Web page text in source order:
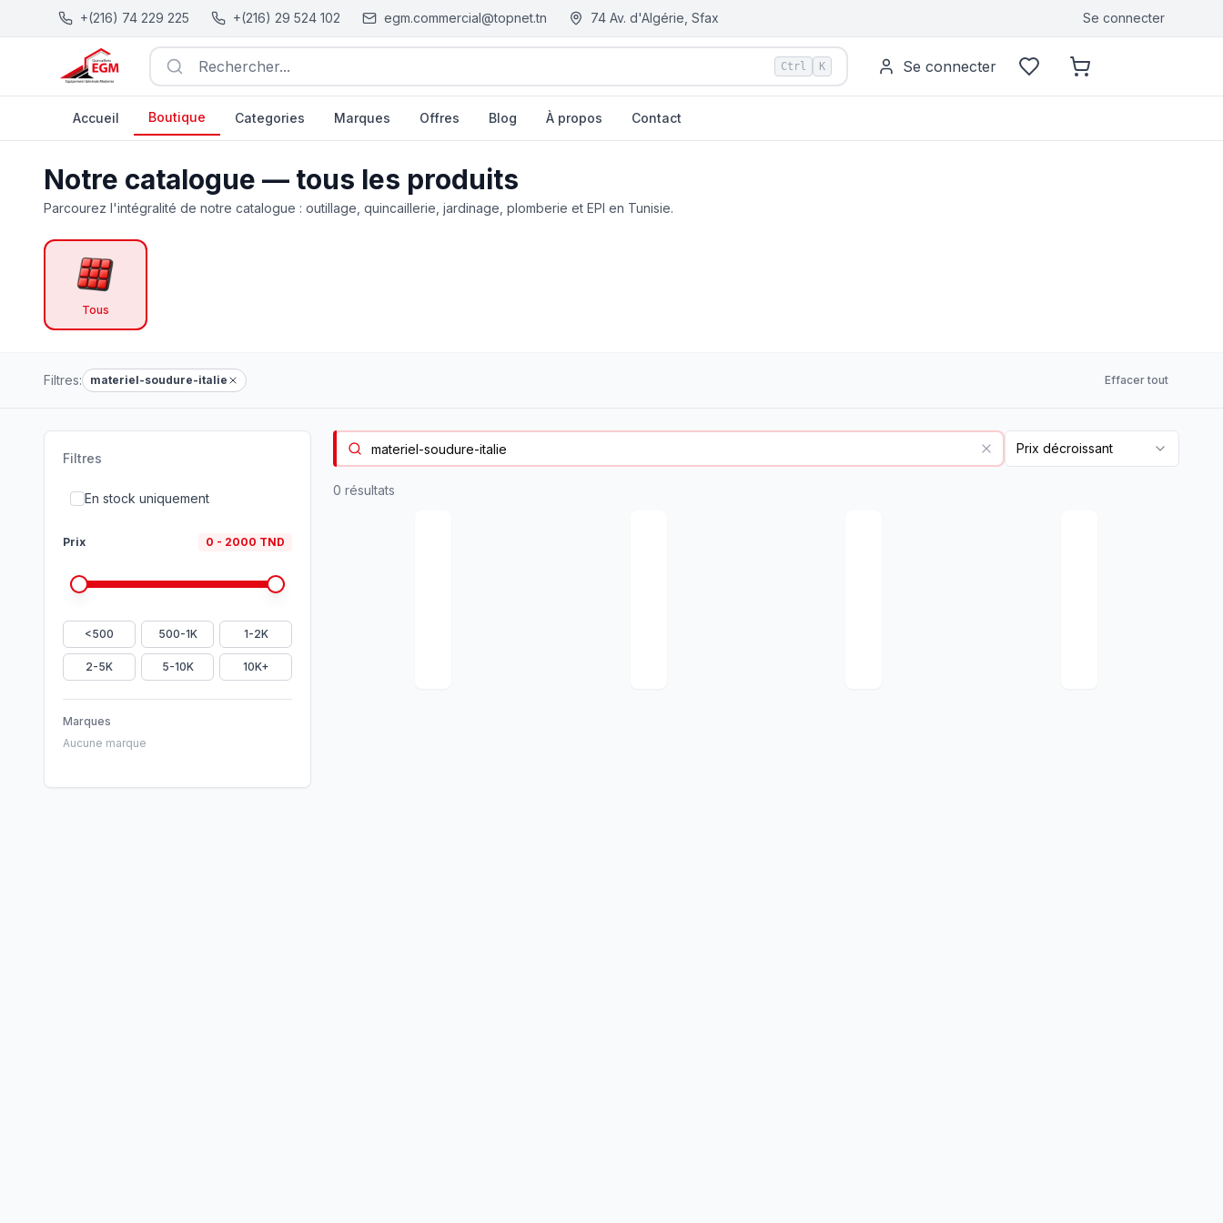
+(216) 74 229 225 +(216) 29 524 102 egm.commercial@topnet.tn 74 Av. d'Algérie, Sfax Se connecter
Rechercher... Ctrl K Se connecter
Accueil Boutique Categories Marques Offres Blog À propos Contact
Notre catalogue — tous les produits
Parcourez l'intégralité de notre catalogue : outillage, quincaillerie, jardinage, plomberie et EPI en Tunisie.
Tous
Filtres: materiel-soudure-italie Effacer tout
Filtres
En stock uniquement
Prix 0 - 2000 TND
<500 500-1K 1-2K
2-5K 5-10K 10K+
Marques
Aucune marque
Prix décroissant
0 résultats